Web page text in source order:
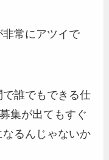
常にアツイで
誰でもできる仕
集が出てもすぐ
るんじゃないか